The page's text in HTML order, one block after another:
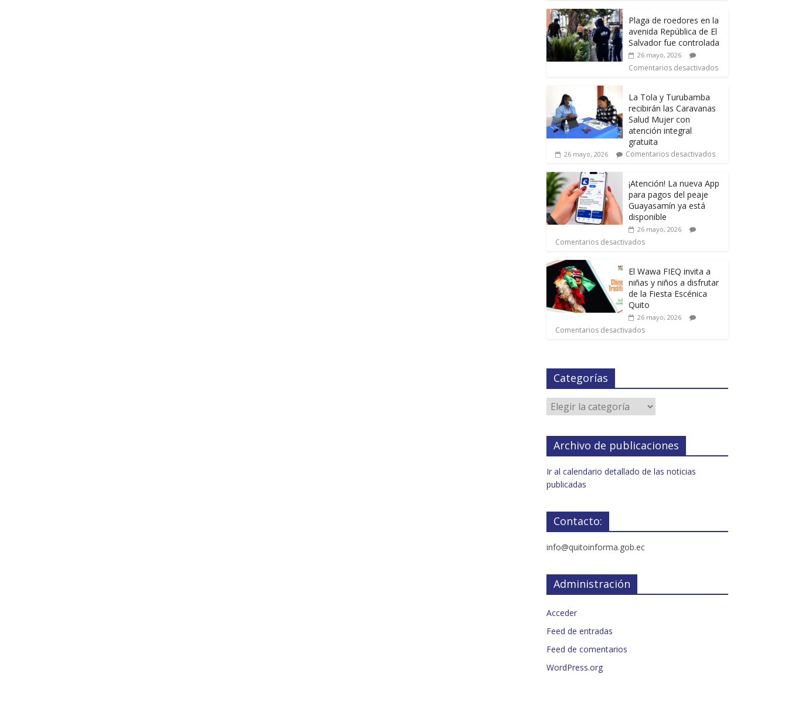
Plaga de roedores en la
avenida República de El
Salvador fue controlada
26 mayo, 2026
Comentarios desactivados
La Tola y Turubamba
recibirán las Caravanas
Salud Mujer con
atención integral
gratuita
26 mayo, 2026 Comentarios desactivados
¡Atención! La nueva App
para pagos del peaje
Guayasamín ya está
disponible
26 mayo, 2026
Comentarios desactivados
El Wawa FIEQ invita a
niñas y niños a disfrutar
de la Fiesta Escénica
Quito
26 mayo, 2026
Comentarios desactivados
Categorías
Archivo de publicaciones
Ir al calendario detallado de las noticias
publicadas
Contacto:
info@quitoinforma.gob.ec
Administración
Acceder
Feed de entradas
Feed de comentarios
WordPress.org